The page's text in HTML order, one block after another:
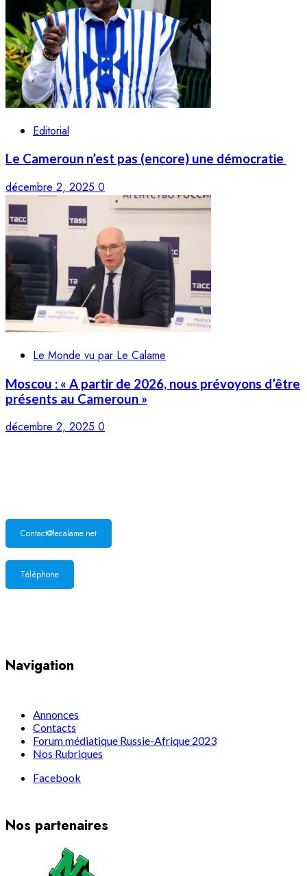
Editorial
Le Cameroun n’est pas (encore) une démocratie
décembre 2, 2025 0
Le Monde vu par Le Calame
Moscou : « A partir de 2026, nous prévoyons d’être
présents au Cameroun »
décembre 2, 2025 0
Contact@lecalame.net
Téléphone
Navigation
Annonces
Contacts
Forum médiatique Russie-Afrique 2023
Nos Rubriques
Facebook
Nos partenaires